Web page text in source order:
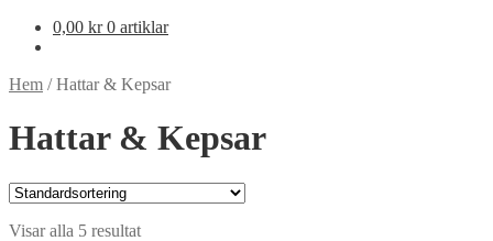
0,00 kr 0 artiklar
Hem /Hattar & Kepsar
Hattar & Kepsar
Visar alla 5 resultat